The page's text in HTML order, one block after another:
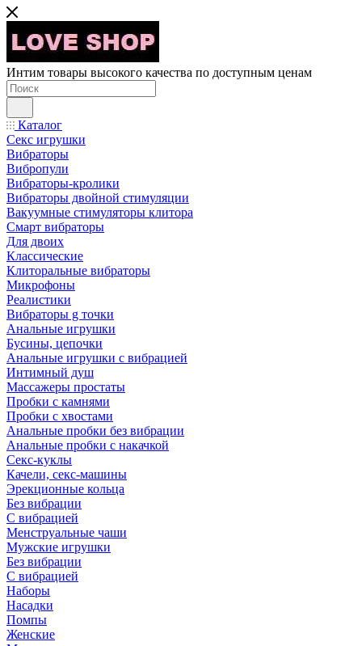
Интим товары высокого качества по доступным ценам
Каталог
Секс игрушки
Вибраторы
Вибропули
Вибраторы-кролики
Вибраторы двойной стимуляции
Вакуумные стимуляторы клитора
Смарт вибраторы
Для двоих
Классические
Клиторальные вибраторы
Микрофоны
Реалистики
Вибраторы g точки
Анальные игрушки
Бусины, цепочки
Анальные игрушки с вибрацией
Интимный душ
Массажеры простаты
Пробки с камнями
Пробки с хвостами
Анальные пробки без вибрации
Анальные пробки с накачкой
Секс-куклы
Качели, секс-машины
Эрекционные кольца
Без вибрации
С вибрацией
Менструальные чаши
Мужские игрушки
Без вибрации
С вибрацией
Наборы
Насадки
Помпы
Женские